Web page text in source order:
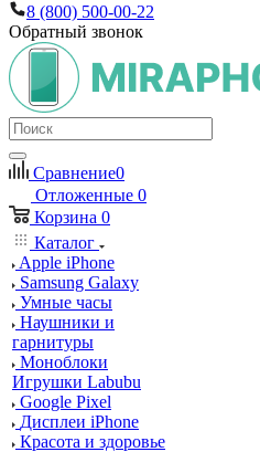
8 (800) 500-00-22
Обратный звонок
Сравнение0
Отложенные 0
Корзина 0
Каталог
Apple iPhone
Samsung Galaxy
Умные часы
Наушники и
гарнитуры
Моноблоки
Игрушки Labubu
Google Pixel
Дисплеи iPhone
Красота и здоровье